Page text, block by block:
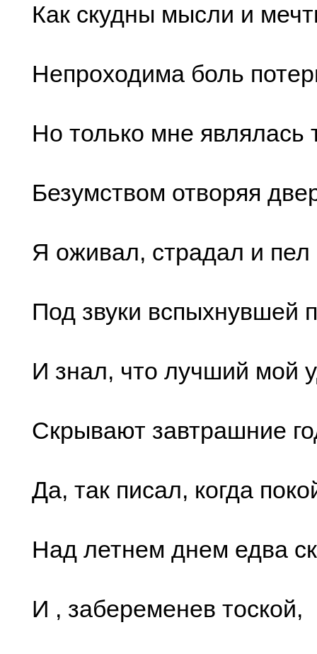
Как скудны мысли и
Непроходима боль
Но только мне являлась
Безумством отворяя
Я оживал, страдал и пел
Под звуки вспыхнувшей
И знал, что лучший мой
Скрывают завтрашние
Да, так писал, когда
Над летнем днем едва
И , забеременев тоской,